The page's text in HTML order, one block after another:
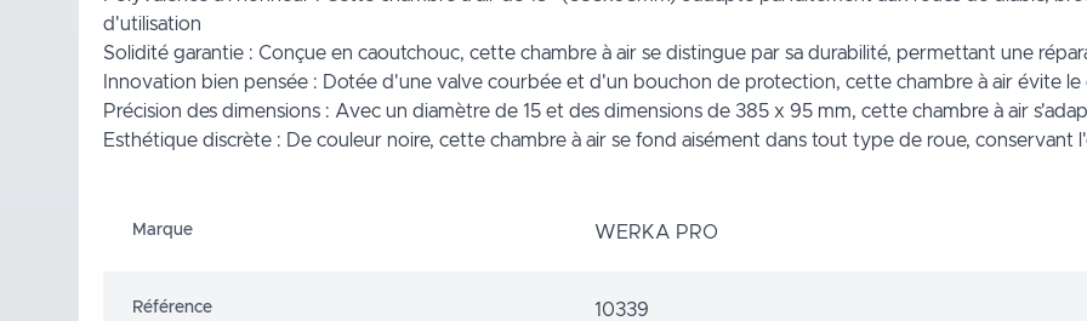
d'utilisation
Solidité garantie : Conçue en caoutchouc, cette chambre à air se distingue par sa durabilité, permettant une
Innovation bien pensée : Dotée d'une valve courbée et d'un bouchon de protection, cette chambre à air évite
Précision des dimensions : Avec un diamètre de 15 et des dimensions de 385 x 95 mm, cette chambre à air
Esthétique discrète : De couleur noire, cette chambre à air se fond aisément dans tout type de roue,
Marque WERKA PRO
Référence 10339